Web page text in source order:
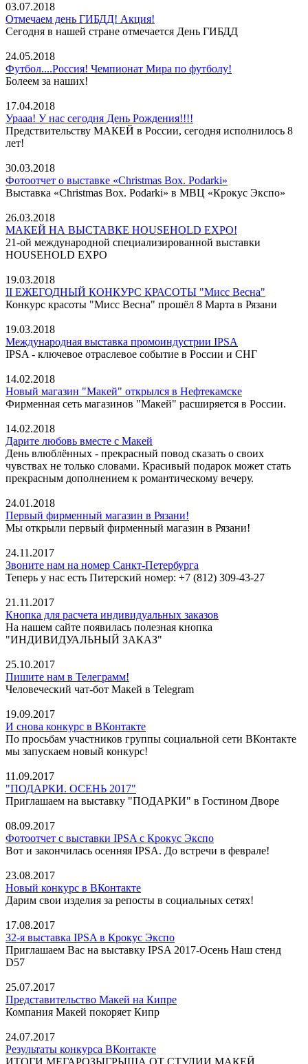
03.07.2018
Отмечаем день ГИБДД! Акция!
Сегодня в нашей стране отмечается День ГИБДД
24.05.2018
Футбол....Россия! Чемпионат Мира по футболу!
Болеем за наших!
17.04.2018
Урааа! У нас сегодня День Рождения!!!!
Предствительству МАКЕЙ в России, сегодня исполнилось 8
лет!
30.03.2018
Фотоотчет о выставке «Christmas Box. Podarki»
Выставка «Christmas Box. Podarki» в МВЦ «Крокус Экспо»
26.03.2018
МАКЕЙ НА ВЫСТАВКЕ HOUSEHOLD EXPO!
21-ой международной специализированной выставки
HOUSEHOLD EXPO
19.03.2018
II ЕЖЕГОДНЫЙ КОНКУРС КРАСОТЫ "Мисс Весна"
Конкурс красоты "Мисс Весна" прошёл 8 Марта в Рязани
19.03.2018
Международная выставка промоиндустрии IPSA
IPSA - ключевое отраслевое событие в России и СНГ
14.02.2018
Новый магазин "Макей" открылся в Нефтекамске
Фирменная сеть магазинов "Макей" расширяется в России.
14.02.2018
Дарите любовь вместе с Макей
День влюблённых - прекрасный повод сказать о своих
чувствах не только словами. Красивый подарок может стать
прекрасным дополнением к романтическому вечеру.
24.01.2018
Первый фирменный магазин в Рязани!
Мы открыли первый фирменный магазин в Рязани!
24.11.2017
Звоните нам на номер Санкт-Петербурга
Теперь у нас есть Питерский номер: +7 (812) 309-43-27
21.11.2017
Кнопка для расчета индивидуальных заказов
На нашем сайте появилась полезная кнопка
"ИНДИВИДУАЛЬНЫЙ ЗАКАЗ"
25.10.2017
Пишите нам в Телеграмм!
Человеческий чат-бот Макей в Telegram
19.09.2017
И снова конкурс в ВКонтакте
По просьбам участников группы социальной сети ВКонтакте
мы запускаем новый конкурс!
11.09.2017
"ПОДАРКИ. ОСЕНЬ 2017"
Приглашаем на выставку "ПОДАРКИ" в Гостином Дворе
08.09.2017
Фотоотчет с выставки IPSA с Крокус Экспо
Вот и закончилась осенняя IPSA. До встречи в феврале!
23.08.2017
Новый конкурс в ВКонтакте
Дарим свои изделия за репосты в социальных сетях!
17.08.2017
32-я выставка IPSA в Крокус Экспо
Приглашаем Вас на выставку IPSA 2017-Осень Наш стенд
D57
25.07.2017
Представительство Макей на Кипре
Компания Макей покоряет Кипр
24.07.2017
Результаты конкурса ВКонтакте
ИТОГИ МЕГАРОЗЫГРЫША ОТ СТУДИИ МАКЕЙ